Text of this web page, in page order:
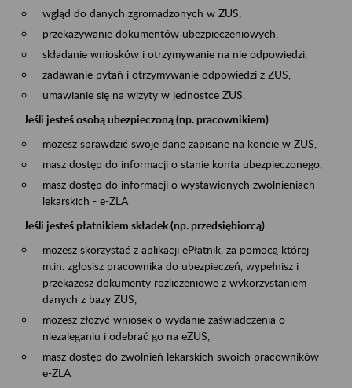
wgląd do danych zgromadzonych w ZUS,
przekazywanie dokumentów ubezpieczeniowych,
składanie wniosków i otrzymywanie na nie odpowiedzi,
zadawanie pytań i otrzymywanie odpowiedzi z ZUS,
umawianie się na wizyty w jednostce ZUS.
Jeśli jesteś osobą ubezpieczoną (np. pracownikiem)
możesz sprawdzić swoje dane zapisane na koncie w ZUS,
masz dostęp do informacji o stanie konta ubezpieczonego,
masz dostęp do informacji o wystawionych zwolnieniach
lekarskich - e-ZLA
Jeśli jesteś płatnikiem składek (np. przedsiębiorcą)
możesz skorzystać z aplikacji ePłatnik, za pomocą której
m.in. zgłosisz pracownika do ubezpieczeń, wypełnisz i
przekażesz dokumenty rozliczeniowe z wykorzystaniem
danych z bazy ZUS,
możesz złożyć wniosek o wydanie zaświadczenia o
niezaleganiu i odebrać go na eZUS,
masz dostęp do zwolnień lekarskich swoich pracowników -
e-ZLA